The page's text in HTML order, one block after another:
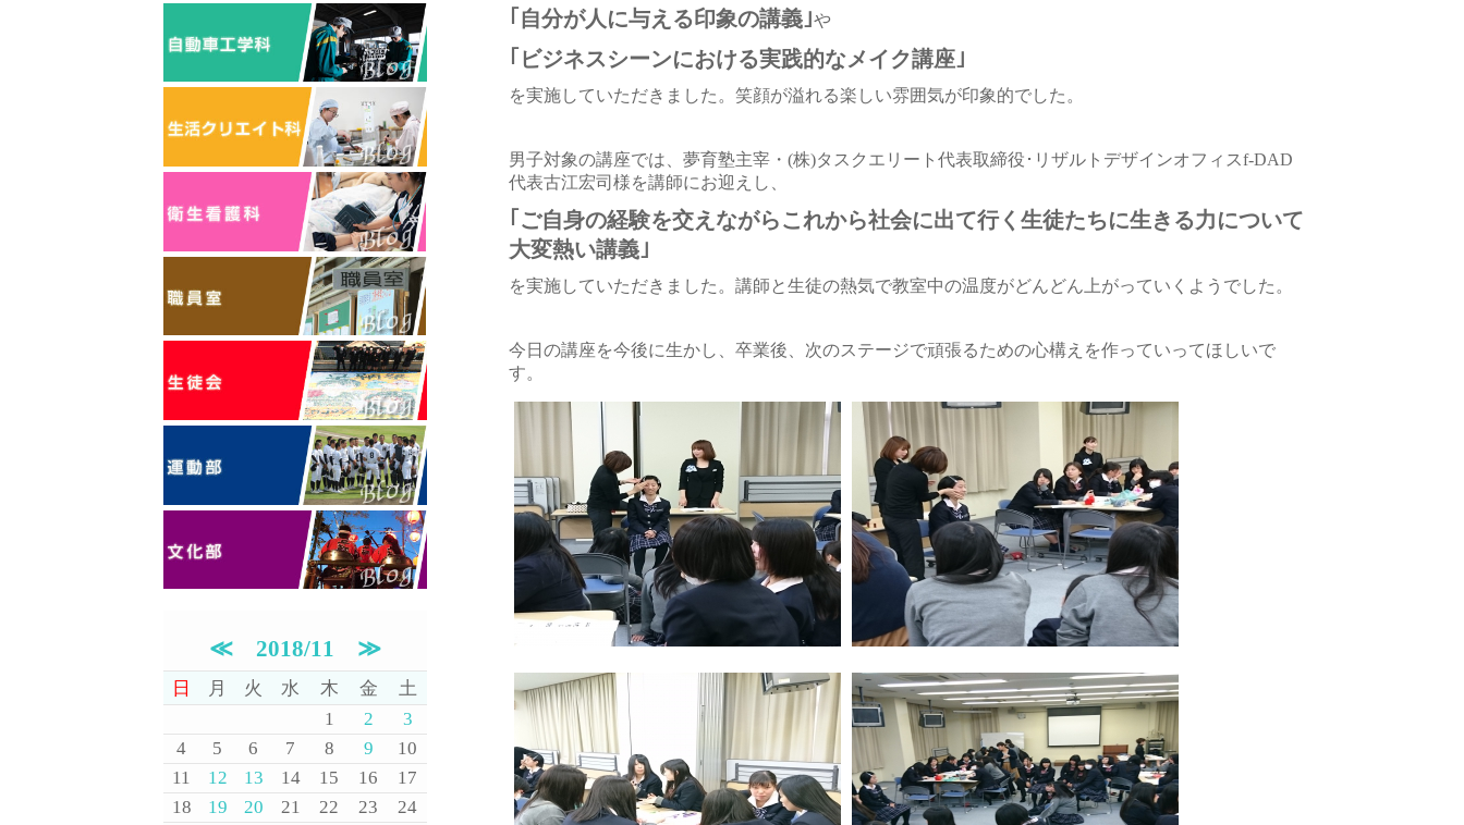
｢自分が人に与える印象の講義｣や
｢ビジネスシーンにおける実践的なメイク講座｣
を実施していただきました。笑顔が溢れる楽しい雰囲気が印象的でした。
男子対象の講座では、夢育塾主宰・(株)タスクエリート代表取締役･リザルトデザインオフィスf-DAD
代表古江宏司様を講師にお迎えし、
｢ご自身の経験を交えながらこれから社会に出て行く生徒たちに生きる力について
大変熱い講義｣
を実施していただきました。講師と生徒の熱気で教室中の温度がどんどん上がっていくようでした。
今日の講座を今後に生かし、卒業後、次のステージで頑張るための心構えを作っていってほしいで
す。
≪ 2018/11 ≫
日 月 火 水 木 金
土
1
2
3
4
5 6 7 8 9
10
11
12 13 14 15 16
17
18
19 20 21 22 23
24